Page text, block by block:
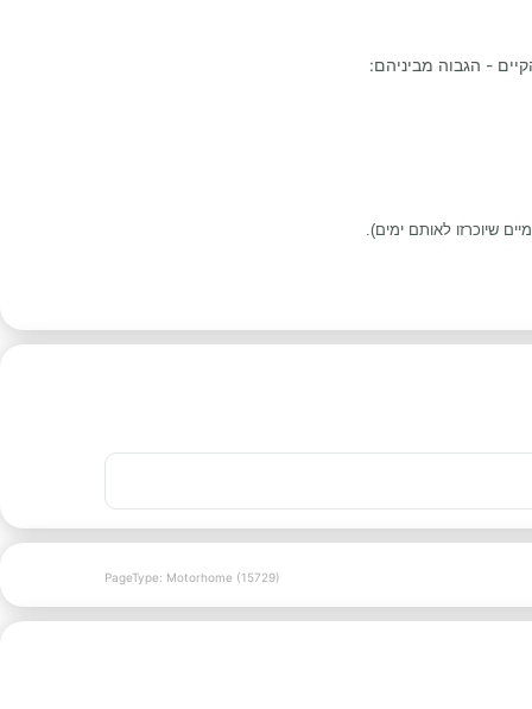
- הגבוה מביניהם:
PageType: Motorhome (15729)